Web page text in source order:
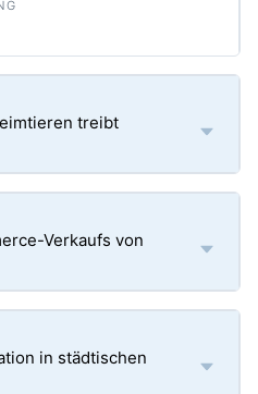
treibt
Verkaufs von
in städtischen